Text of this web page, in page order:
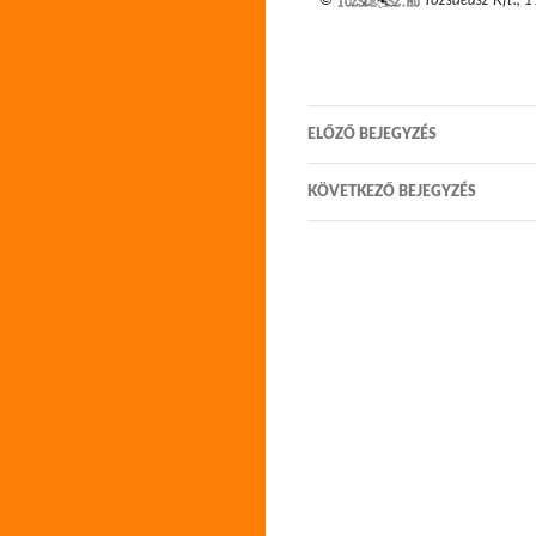
Bejegyzés
navigáció
ELŐZŐ BEJEGYZÉS
KÖVETKEZŐ BEJEGYZÉS